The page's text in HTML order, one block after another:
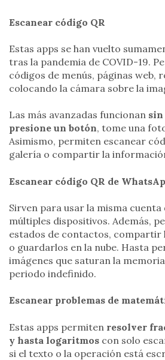
Escanear código QR
Estas apps se han vuelto
tras la pandemia de COVID-19.
códigos de menús, páginas web,
colocando la cámara sobre la
Las más avanzadas funcionan sin
presione un botón, tome una
Asimismo, permiten escanear
galería o compartir la
Escanear código QR de
Sirven para usar la misma cuenta
múltiples dispositivos. Además,
estados de contactos, compartir
o guardarlos en la nube. Hasta
imágenes que saturan la
periodo indefinido.
Escanear problemas de
Estas apps permiten resolver
y hasta logaritmos con solo
si el texto o la operación está